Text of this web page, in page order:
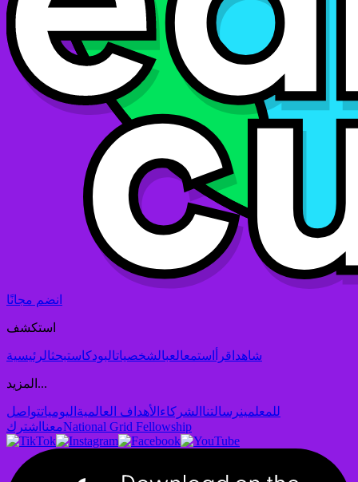
انضم مجانًا
استكشف
شاهد اقرأ استمعالعبالشخصياتالبودكاستبحثالرئيسية
المزيد...
للمعلمينرسالتنا الشركاء الأهداف العالمية اليومياتتواصل
معنا اشترك National Grid Fellowship